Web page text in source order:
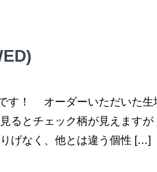
す！ オーダーいただいた生
るとチェック柄が見えますが
げなく、他とは違う個性 […]